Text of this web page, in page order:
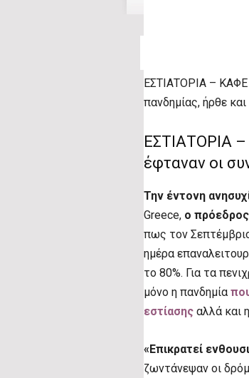
ΕΣΤΙΑΤΟΡΙΑ – ΚΑΦΕ
πανδημίας, ήρθε
ΕΣΤΙΑΤΟΡΙΑ
έφταναν οι
Την έντονη
Greece, ο
πως τον
ημέρα
το 80%. Για τα
μόνο η πανδημία
εστίασης αλλά και
«Επικρατεί
ζωντάνεψαν οι